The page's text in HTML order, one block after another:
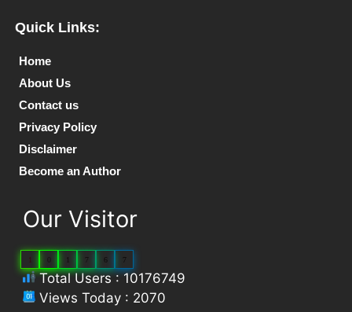
Quick Links:
Home
About Us
Contact us
Privacy Policy
Disclaimer
Become an Author
Our Visitor
1 1 7 7
Total Users : 10176749
Views Today : 2070